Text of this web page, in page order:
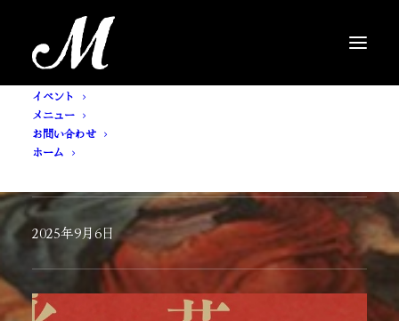
イベント
メニュー
お問い合わせ
ホーム
[ SHOW ] 花様年華
2025年9月6日